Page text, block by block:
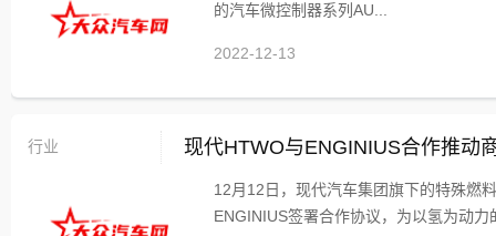
的汽车微控制器系列AU...
2022-12-13
行业 现代HTWO与ENGINIUS合作推动
12月12日，现代汽车集团旗下的特殊燃
ENGINIUS签署合作协议，为以氢为动力